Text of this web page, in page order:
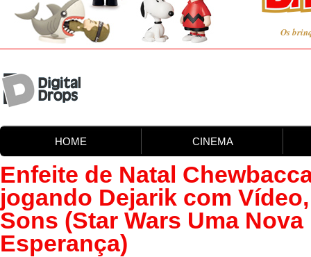
Os
HOME CINEMA
Enfeite de Natal
jogando Dejarik com
Sons (Star Wars Uma Nova
Esperança)